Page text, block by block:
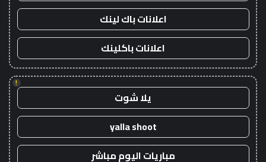
اعلانات باك لينك
اعلانات باكلينك
!
يلا شوت
yalla shoot
مباريات اليوم مباشر